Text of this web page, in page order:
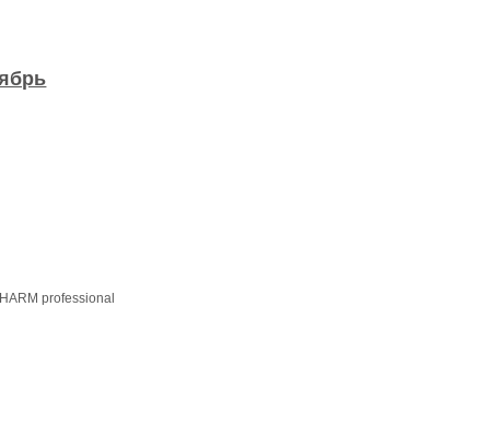
professional